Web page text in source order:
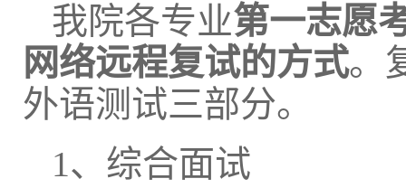
我院各专业第一志愿
网络远程复试的方式。
外语测试三部分。
1、综合面试